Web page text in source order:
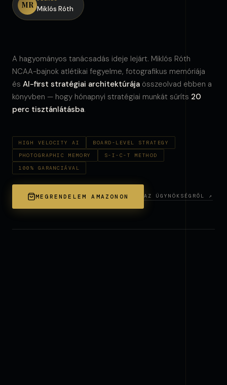
MR Miklós Róth
A hagyományos tanácsadás ideje lejárt. Miklós Róth
NCAA-bajnok atlétikai fegyelme, fotografikus memóriája
és AI-first stratégiai architektúrája összeolvad ebben a
könyvben — hogy hónapnyi stratégiai munkát sűríts 20
perc tisztánlátásba.
HIGH VELOCITY AI
BOARD-LEVEL STRATEGY
PHOTOGRAPHIC MEMORY
S-I-C-T METHOD
100% GARANCIÁVAL
MEGRENDELEM AMAZONON AZ ÜGYNÖKSÉGRŐL ↗